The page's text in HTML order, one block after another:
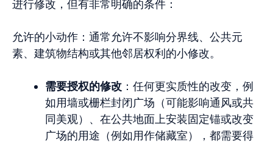
进行修改，但有非常明确的条件：
允许的小动作：通常允许不影响分界线、公共元
素、建筑物结构或其他邻居权利的小修改。
需要授权的修改 ：任何更实质性的改变，例
如用墙或栅栏封闭广场（可能影响通风或共
同美观）、在公共地面上安装固定锚或改变
广场的用途（例如用作储藏室），都需要得